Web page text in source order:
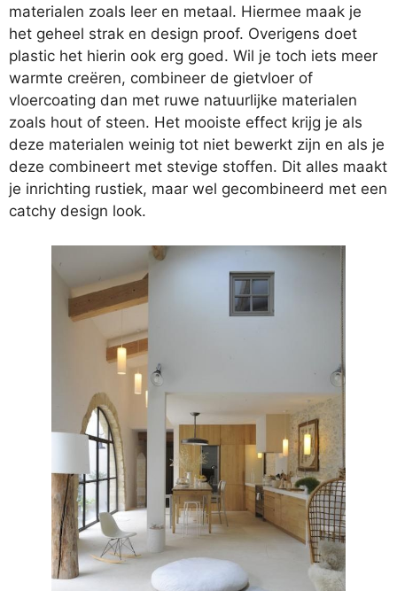
materialen zoals leer en metaal. Hiermee maak je
het geheel strak en design proof. Overigens doet
plastic het hierin ook erg goed. Wil je toch iets meer
warmte creëren, combineer de gietvloer of
vloercoating dan met ruwe natuurlijke materialen
zoals hout of steen. Het mooiste effect krijg je als
deze materialen weinig tot niet bewerkt zijn en als je
deze combineert met stevige stoffen. Dit alles maakt
je inrichting rustiek, maar wel gecombineerd met een
catchy design look.